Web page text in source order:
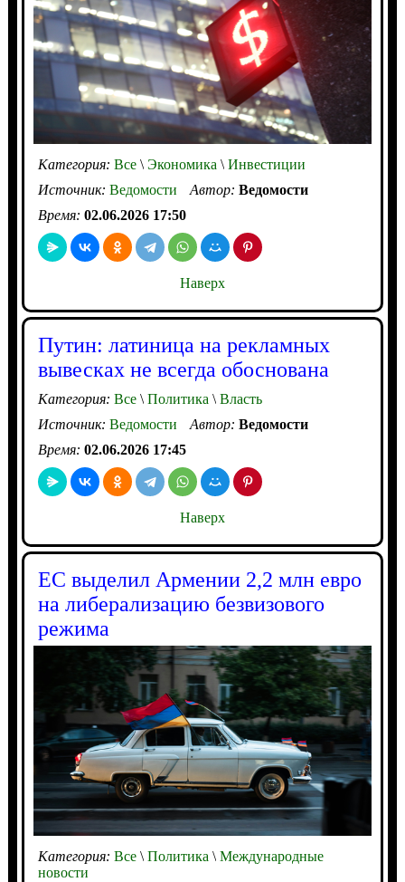
Категория: Все\Экономика \Инвестиции
Источник: Ведомости Автор: Ведомости
Время: 02.06.2026 17:50
Наверх
Путин: латиница на рекламных
вывесках не всегда обоснована
Категория: Все\Политика \Власть
Источник: Ведомости Автор: Ведомости
Время: 02.06.2026 17:45
Наверх
ЕС выделил Армении 2,2 млн евро
на либерализацию безвизового
режима
Категория: Все\Политика\Международные
новости